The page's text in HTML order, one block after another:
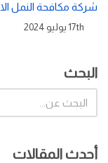
شركة مكافحة النمل
17th يوليو 2024
البحث
أحدث المقالات